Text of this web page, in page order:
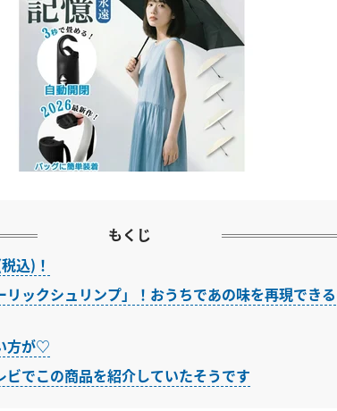
もくじ
込)！
リックシュリンプ」！おうちであの味を再現でき
方が♡
でこの商品を紹介していたそうです